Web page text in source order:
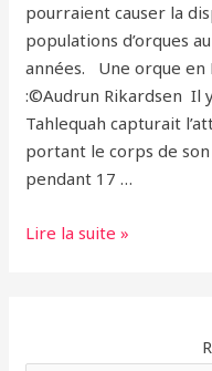
pourraient causer la
populations d’orques
années. Une orque
:©Audrun Rikardsen Il
Tahlequah capturait
portant le corps de
pendant 17 …
La
Lire la suite »